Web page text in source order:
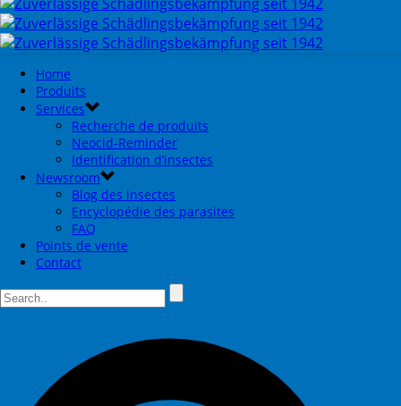
Home
Produits
Services
Recherche de produits
Neocid-Reminder
Identification d’insectes
Newsroom
Blog des insectes
Encyclopédie des parasites
FAQ
Points de vente
Contact